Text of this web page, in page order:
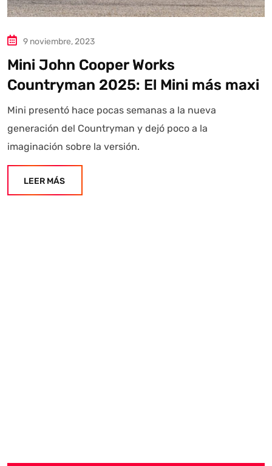
9 noviembre, 2023
Mini John Cooper Works
Countryman 2025: El Mini más maxi
Mini presentó hace pocas semanas a la nueva
generación del Countryman y dejó poco a la
imaginación sobre la versión.
LEER MÁS